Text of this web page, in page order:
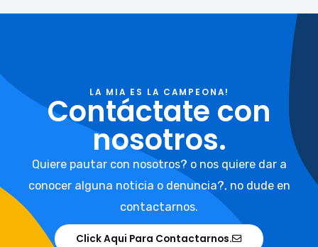
LA MIA ES LA CAMPEONA!
Contáctate con
nosotros.
Quiere pautar con nosotros? o nos quiere dar a
conocer alguna noticia o denuncia?, no dude en
contactarnos.
Click Aqui Para Contactarnos.